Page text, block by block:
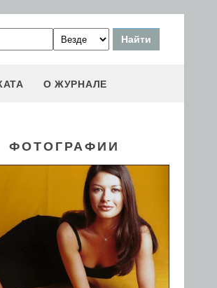
О ЖУРНАЛЕ
ФОТОГРАФИИ